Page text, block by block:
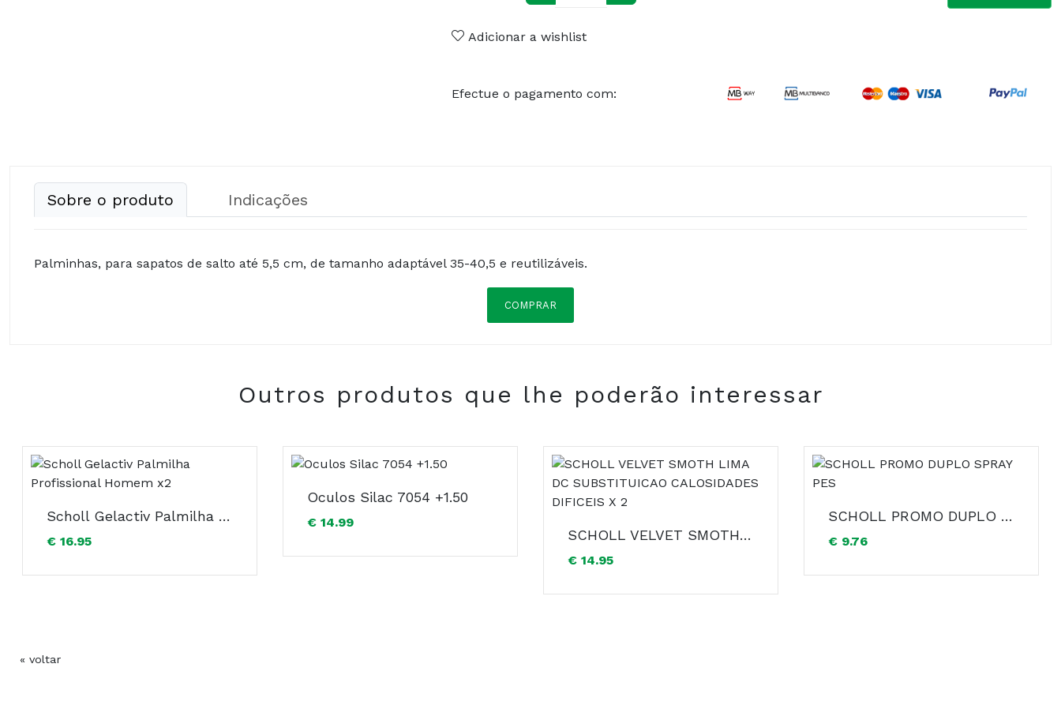
Adicionar a wishlist
Efectue o pagamento com:
Sobre o produto Indicações
Palminhas, para sapatos de salto até 5,5 cm, de tamanho adaptável 35-40,5 e reutilizáveis.
COMPRAR
COMPRAR
Outros produtos que lhe poderão interessar
Scholl Gelactiv Palmilha Profissional Homem x2
€ 16.95
Oculos Silac 7054 +1.50
€ 14.99
SCHOLL VELVET SMOTH LIMA DC SUBSTITUICAO CALOSIDADES DIFICEIS X 2
€ 14.95
SCHOLL PROMO DUPLO SPRAY PES
€ 9.76
« voltar